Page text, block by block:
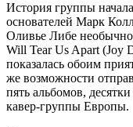
История группы
основателей Марк
Оливье Либе
Will Tear Us Apart (Joy
показалась обоим
же возможности
пять альбомов,
кавер-группы Европы.